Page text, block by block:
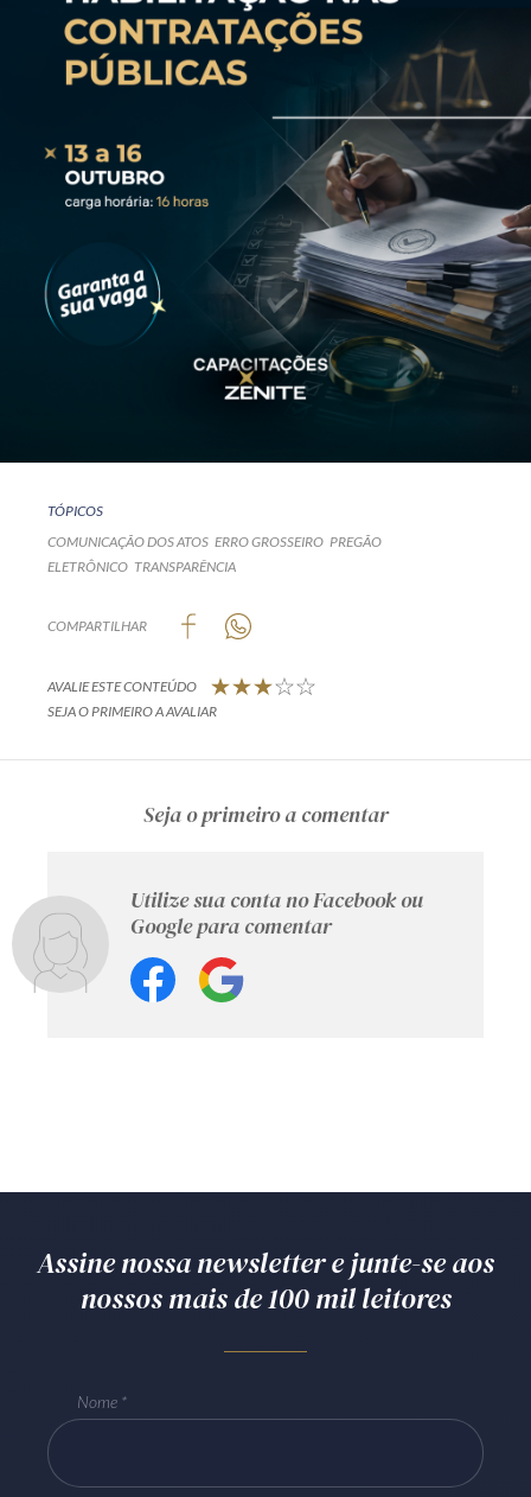
TÓPICOS
COMUNICAÇÃO DOS ATOS ERRO GROSSEIRO PREGÃO
ELETRÔNICO TRANSPARÊNCIA
COMPARTILHAR
AVALIE ESTE CONTEÚDO
SEJA O PRIMEIRO A AVALIAR
Seja o primeiro a comentar
Utilize sua conta no Facebook ou
Google para comentar
Assine nossa newsletter e junte-se aos
nossos mais de 100 mil leitores
Nome